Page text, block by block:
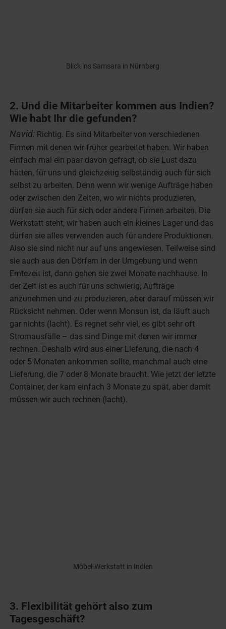
Blick ins Samsara in Nürnberg
2. Und die Mitarbeiter kommen aus Indien?
Wie habt Ihr die gefunden?
Navid: Richtig. Es sind Mitarbeiter von verschiedenen
Firmen mit denen wir früher gearbeitet haben. Wir haben
einfach mal ein paar davon gefragt, ob sie Lust dazu
hätten, für uns und gleichzeitig selbständig auch für sich
selbst zu arbeiten. Denn wenn wir wenige Aufträge haben
oder zwischen den Zeiten, wo wir nichts produzieren,
dürfen sie auch für sich oder andere Firmen arbeiten. Die
Werkstatt steht, wir haben auch ein kleines Lager und das
dürfen sie alles verwenden auch für andere Produktionen.
Also sie sind nicht nur auf uns angewiesen. Teilweise sind
sie auch aus den Dörfern in der Umgebung und wenn
Erntezeit ist, dann gehen sie zwei Monate nachhause. In
der Zeit ist es auch für uns schwierig, Aufträge
anzunehmen und zu produzieren, aber darauf müssen wir
Rücksicht nehmen. Oder wenn Monsun ist, da läuft auch
gar nichts (lacht). Es regnet sehr viel, es gibt sehr oft
Stromausfälle – das sind Dinge mit denen wir immer
rechnen. Deshalb wird aus einer Lieferung, die nach 4
oder 5 Monaten ankommen sollte, manchmal auch eine
Lieferung, die 7 oder 8 Monate braucht. Wie jetzt der letzte
Container, der kam einfach 3 Monate zu spät, aber damit
müssen wir auch rechnen (lacht).
Möbel-Werkstatt in Indien
3. Flexibilität gehört also zum
Tagesgeschäft?